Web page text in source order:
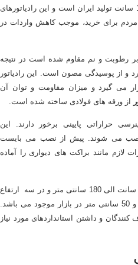
به طول 100 سانت تولید ایران است و این رادیاتورهای
برای خرید، موجب کاهش واردات در
رطوبت و نم مقاوم شده است در نتیجه
و از پوسیدگی مصون است. این رادیاتور
می گیرد و میزان مقاومت و توان آن
از ورقه های فولادی ساخته شده است.
حراراتی پایینی برخور دارند. این
نصب می شوند. پیش از نصب می بایست
لازم مانند براکت های دیواری را آماده
متر و در سه ارتفاع
40،55 و 60 سانت با آکس های 35، 55 و 50 سانتی متر در بازار موجود می باشد.
کنندگان و داشتن استانداردهای مورد نیاز